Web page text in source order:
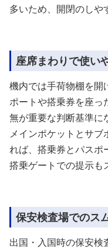
多いため、開閉のしや
座席まわりで使い
機内では手荷物棚を開
ポートや搭乗券を座っ
無が重要な判断基準に
メインポケットとサ
れば、搭乗券とパスポ
搭乗ゲートでの提示も
保安検査場でのス
出国・入国時の保安検